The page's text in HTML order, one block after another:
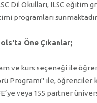
Dil Okulları, ILSC eğitim
programları sunmaktadır.
Öne Çıkanlar;
ve kurs seçeneği ile
Programı'' ile, öğrenciler
veya 155 partner